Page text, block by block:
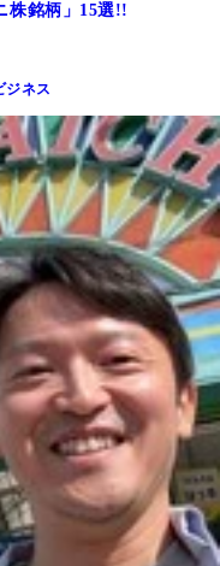
株銘柄」15選!!
ジネス